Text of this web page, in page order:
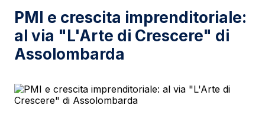
PMI e crescita imprenditoriale:
al via "L'Arte di Crescere" di
Assolombarda